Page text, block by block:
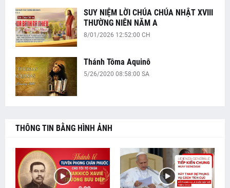
SUY NIỆM LỜI CHÚA CHÚA NHẬT XVIII
THƯỜNG NIÊN NĂM A
8/01/2026 12:52:00 CH
Thánh Tôma Aquinô
5/26/2020 08:58:00 SA
THÔNG TIN BẰNG HÌNH ẢNH